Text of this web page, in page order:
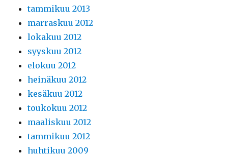
tammikuu 2013
marraskuu 2012
lokakuu 2012
syyskuu 2012
elokuu 2012
heinäkuu 2012
kesäkuu 2012
toukokuu 2012
maaliskuu 2012
tammikuu 2012
huhtikuu 2009